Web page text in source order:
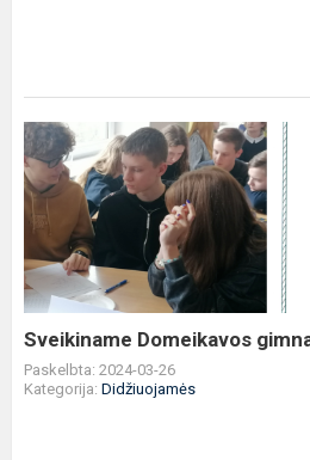
Sveikiname
Domeikavos
gimnazijos
komandą
Sveikiname Domeikavos
Paskelbta: 2024-03-26
Kategorija: Didžiuojamės